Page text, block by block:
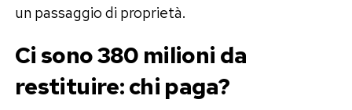
un passaggio di proprietà.
Ci sono 380 milioni da
restituire: chi paga?